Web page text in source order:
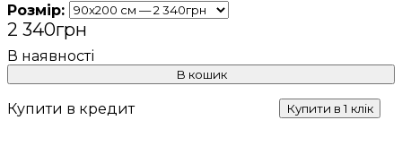
Розмір:
2 340грн
В кошик
Купити в кредит Купити в 1 клік